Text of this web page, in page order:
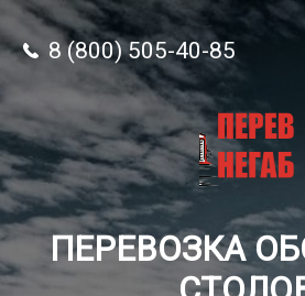
8 (800) 505-40-85
ПЕРЕВОЗКА